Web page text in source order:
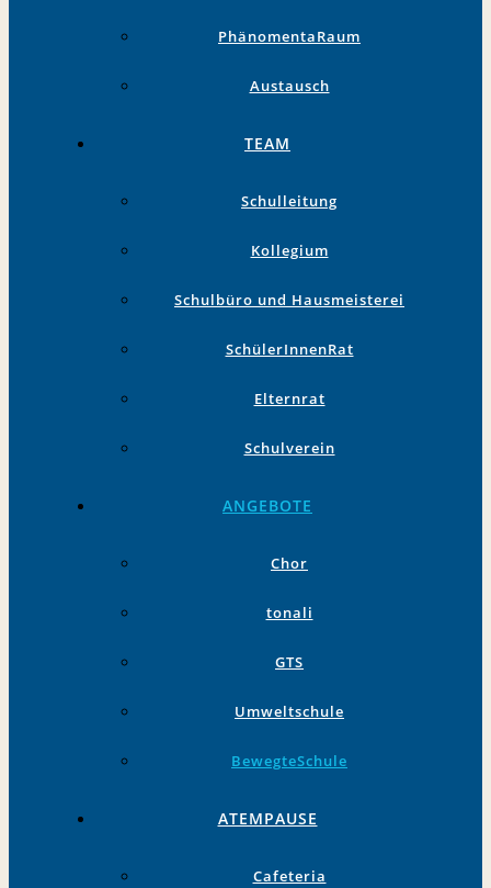
PhänomentaRaum
Austausch
TEAM
Schulleitung
Kollegium
Schulbüro und Hausmeisterei
SchülerInnenRat
Elternrat
Schulverein
ANGEBOTE
Chor
tonali
GTS
Umweltschule
BewegteSchule
ATEMPAUSE
Cafeteria